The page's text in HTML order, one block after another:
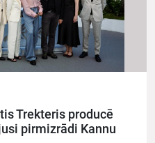
Trekteris producē
pirmizrādi Kannu